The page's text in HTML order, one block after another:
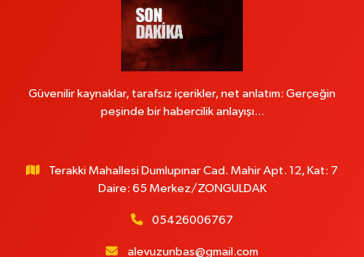
Güvenilir kaynaklar, tarafsız içerikler, net anlatım: Gerçeğin
peşinde bir habercilik anlayışı...
Terakki Mahallesi Dumlupınar Cad. Mahir Apt. 12, Kat: 7
Daire: 65 Merkez/ZONGULDAK
05426006767
alevuzunbas@gmail.com